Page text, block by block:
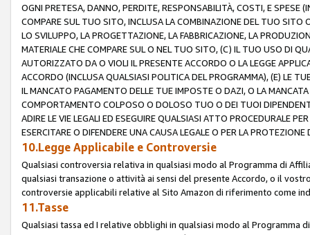
OGNI PRETESA, DANNO, PERDITE, RESPONSABILITÀ, COSTI, E SPESE
COMPARE SUL TUO SITO, INCLUSA LA COMBINAZIONE DEL TUO SITO
LO SVILUPPO, LA PROGETTAZIONE, LA FABBRICAZIONE, LA
MATERIALE CHE COMPARE SUL O NEL TUO SITO, (C) IL TUO USO DI
AUTORIZZATO DA O VIOLI IL PRESENTE ACCORDO O LA LEGGE
ACCORDO (INCLUSA QUALSIASI POLITICA DEL PROGRAMMA), (E) LE
IL MANCATO PAGAMENTO DELLE TUE IMPOSTE O DAZI, O LA
COMPORTAMENTO COLPOSO O DOLOSO TUO O DEI TUOI
ADIRE LE VIE LEGALI ED ESEGUIRE QUALSIASI ATTO PROCEDURALE
ESERCITARE O DIFENDERE UNA CAUSA LEGALE O PER LA
10.Legge Applicabile e Controversie
Qualsiasi controversia relativa in qualsiasi modo al Programma di
qualsiasi transazione o attività ai sensi del presente Accordo, o il
controversie applicabili relative al Sito Amazon di riferimento come
11.Tasse
Qualsiasi tassa ed I relative obblighi in qualsiasi modo al